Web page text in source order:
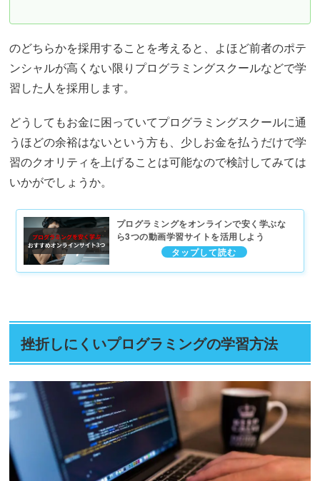
のどちらかを採用することを考えると、よほど前者のポテ
ンシャルが高くない限りプログラミングスクールなどで学
習した人を採用します。
どうしてもお金に困っていてプログラミングスクールに通
うほどの余裕はないという方も、少しお金を払うだけで学
習のクオリティを上げることは可能なので検討してみては
いかがでしょうか。
プログラミングをオンラインで安く学ぶな
ら3つの動画学習サイトを活用しよう
挫折しにくいプログラミングの学習方法